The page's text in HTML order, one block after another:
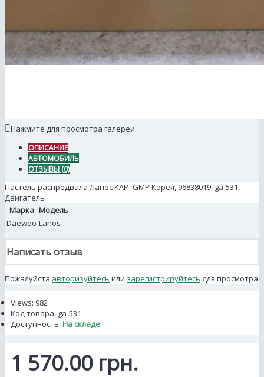
Нажмите для просмотра галереи
ОПИСАНИЕ
АВТОМОБИЛЬ
ОТЗЫВЫ (0)
Пастель распредвала Ланос КАР- GMP Корея, 96838019, ga-531,
Двигатель
Марка Модель
Daewoo Lanos
Написать отзыв
Пожалуйста авторизуйтесь или зарегистрируйтесь для просмотра
Views: 982
Код товара: ga-531
Доступность: На складе
1 570.00 грн.